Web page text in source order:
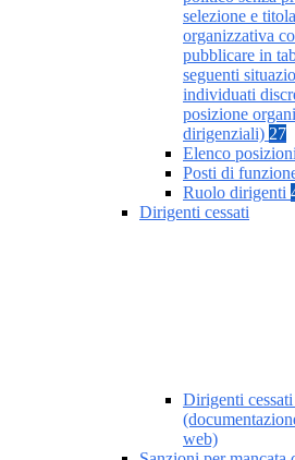
selezione e
organizzativa
pubblicare in
seguenti
individuati
posizione
dirigenziali) 27
Elenco
Posti di
Ruolo dirigenti
Dirigenti cessati
Dirigenti
web)